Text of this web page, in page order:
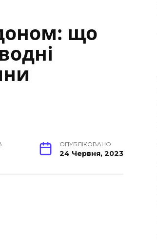
що
ОПУБЛІКОВАНО
24 Червня, 2023